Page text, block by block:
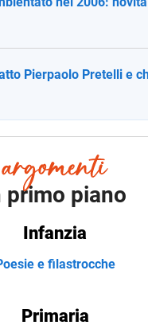
Pierpaolo Pretelli e
primo piano
Infanzia
e filastrocche
Primaria